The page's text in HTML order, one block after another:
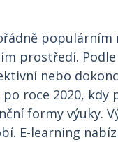
prostředí. Podle
nebo
roce 2020, kdy
formy výuky.
E-learning